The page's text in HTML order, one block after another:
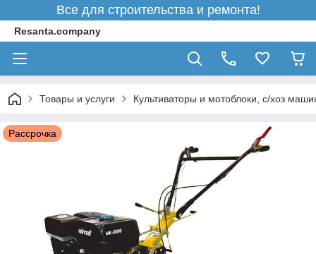
Все для строительства и ремонта!
Resanta.company
Товары и услуги Культиваторы и мотоблоки, с/хоз
Рассрочка